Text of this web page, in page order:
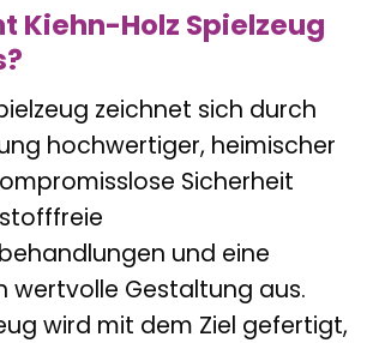
Kiehn-Holz Spielzeug
zeichnet sich durch
hochwertiger, heimischer
Sicherheit
und eine
wertvolle Gestaltung aus.
wird mit dem Ziel gefertigt,